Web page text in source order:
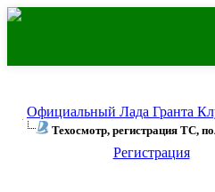
Официальный Лада Гранта
Техосмотр, регистрация ТС,
Регистрация